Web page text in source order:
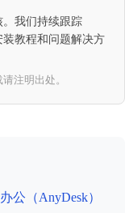
。我们持续跟踪
装教程和问题解决方
注明出处。
公（AnyDesk）